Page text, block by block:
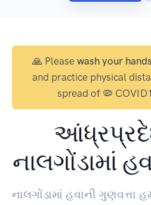
🙏 Please wash your hands
and practice physical
spread of 🦠
નાલગોંડામાં
નાલગોંડામાં હવાની ગુણવત્તા